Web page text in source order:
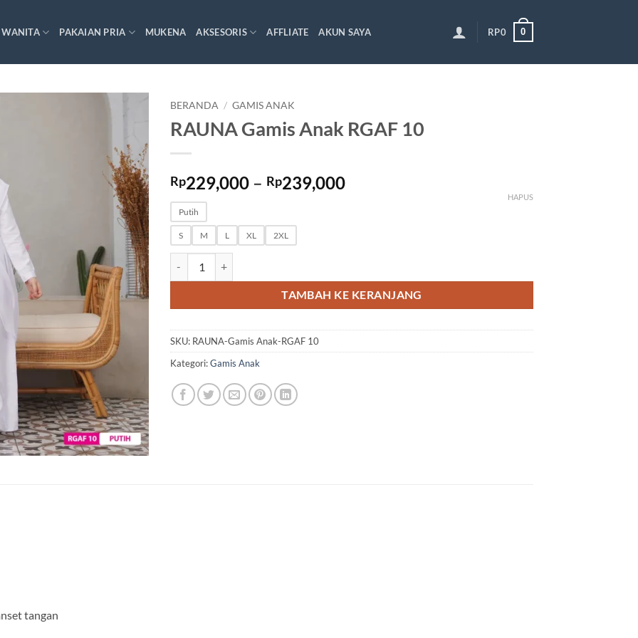
PAKAIAN PRIA MUKENA AKSESORIS AFFLIATE AKUN SAYA RP0 0
BERANDA / GAMIS ANAK
RAUNA Gamis Anak RGAF 10
Rp229,000 – Rp239,000Rentang
Putih
S M L XL 2XL
HAPUS
TAMBAH KE KERANJANG
SKU: RAUNA-Gamis Anak-RGAF 10
Kategori:Gamis Anak
tangan